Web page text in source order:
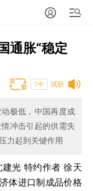
通胀“稳定
试听
T中
极低，中国再度成
冲击引起的供需失
力起到关键作用
建光 特约作者 徐天
体进口制成品价格